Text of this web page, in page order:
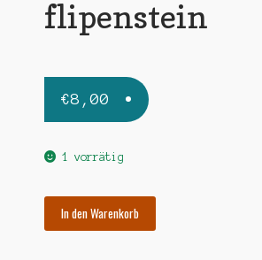
flipenstein
€8,00
1 vorrätig
In den Warenkorb